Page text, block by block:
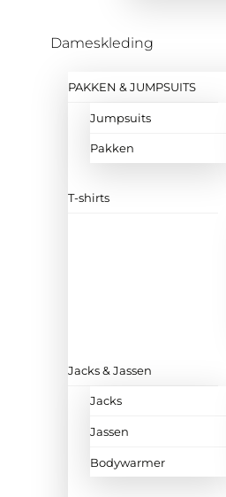
Dameskleding
PAKKEN & JUMPSUITS
Jumpsuits
Pakken
T-shirts
Jacks & Jassen
Jacks
Jassen
Bodywarmer